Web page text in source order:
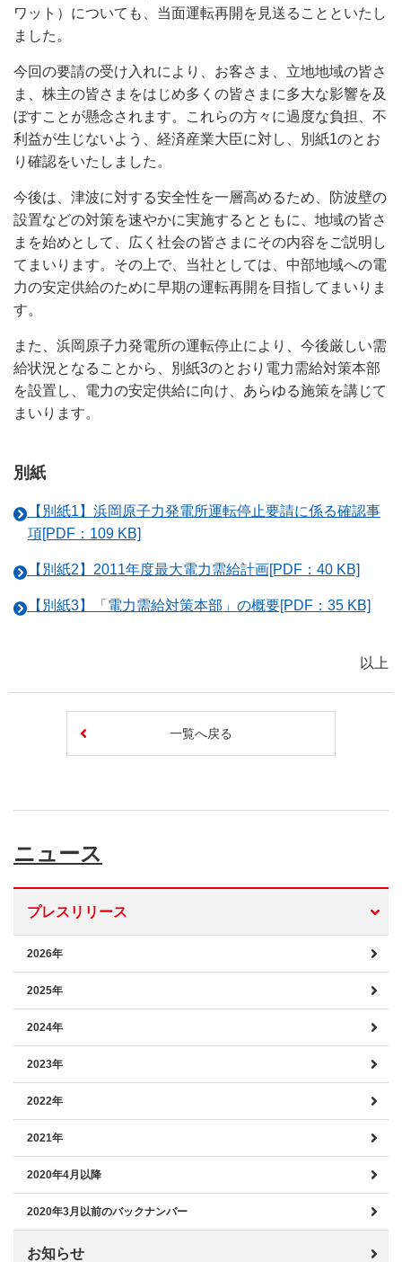
ワット）についても、当面運転再開を見送ることといたし
ました。
今回の要請の受け入れにより、お客さま、立地地域の皆さ
ま、株主の皆さまをはじめ多くの皆さまに多大な影響を及
ぼすことが懸念されます。これらの方々に過度な負担、不
利益が生じないよう、経済産業大臣に対し、別紙1のとお
り確認をいたしました。
今後は、津波に対する安全性を一層高めるため、防波壁の
設置などの対策を速やかに実施するとともに、地域の皆さ
まを始めとして、広く社会の皆さまにその内容をご説明し
てまいります。その上で、当社としては、中部地域への電
力の安定供給のために早期の運転再開を目指してまいりま
す。
また、浜岡原子力発電所の運転停止により、今後厳しい需
給状況となることから、別紙3のとおり電力需給対策本部
を設置し、電力の安定供給に向け、あらゆる施策を講じて
まいります。
別紙
【別紙1】浜岡原子力発電所運転停止要請に係る確認事
項[PDF：109 KB]
【別紙2】2011年度最大電力需給計画[PDF：40 KB]
【別紙3】「電力需給対策本部」の概要[PDF：35 KB]
以上
一覧へ戻る
ニュース
プレスリリース
2026年
2025年
2024年
2023年
2022年
2021年
2020年4月以降
2020年3月以前のバックナンバー
お知らせ